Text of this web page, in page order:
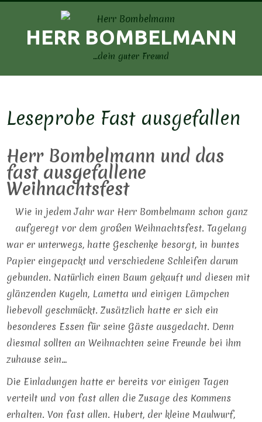
contentHERR BOMBELMANN
…dein guter Freund
Leseprobe Fast ausgefallen
Herr Bombelmann und das
fast ausgefallene
Weihnachtsfest
Wie in jedem Jahr war Herr Bombelmann schon ganz
aufgeregt vor dem großen Weihnachtsfest. Tagelang
war er unterwegs, hatte Geschenke besorgt, in buntes
Papier eingepackt und verschiedene Schleifen darum
gebunden. Natürlich einen Baum gekauft und diesen mit
glänzenden Kugeln, Lametta und einigen Lämpchen
liebevoll geschmückt. Zusätzlich hatte er sich ein
besonderes Essen für seine Gäste ausgedacht. Denn
diesmal sollten an Weihnachten seine Freunde bei ihm
zuhause sein…
Die Einladungen hatte er bereits vor einigen Tagen
verteilt und von fast allen die Zusage des Kommens
erhalten. Von fast allen. Hubert, der kleine Maulwurf,